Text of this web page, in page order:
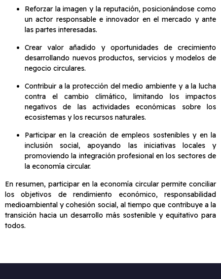
Reforzar la imagen y la reputación, posicionándose como
un actor responsable e innovador en el mercado y ante
las partes interesadas.
Crear valor añadido y oportunidades de crecimiento
desarrollando nuevos productos, servicios y modelos de
negocio circulares.
Contribuir a la protección del medio ambiente y a la lucha
contra el cambio climático, limitando los impactos
negativos de las actividades económicas sobre los
ecosistemas y los recursos naturales.
Participar en la creación de empleos sostenibles y en la
inclusión social, apoyando las iniciativas locales y
promoviendo la integración profesional en los sectores de
la economía circular.
En resumen, participar en la economía circular permite conciliar
los objetivos de rendimiento económico, responsabilidad
medioambiental y cohesión social, al tiempo que contribuye a la
transición hacia un desarrollo más sostenible y equitativo para
todos.